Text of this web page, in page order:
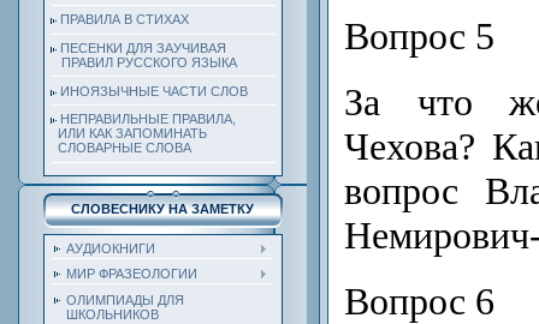
ПРАВИЛА В СТИХАХ
ПЕСЕНКИ ДЛЯ ЗАУЧИВАЯ
ПРАВИЛ РУССКОГО ЯЗЫКА
ИНОЯЗЫЧНЫЕ ЧАСТИ СЛОВ
НЕПРАВИЛЬНЫЕ ПРАВИЛА,
ИЛИ КАК ЗАПОМИНАТЬ
СЛОВАРНЫЕ СЛОВА
СЛОВЕСНИКУ НА ЗАМЕТКУ
АУДИОКНИГИ
МИР ФРАЗЕОЛОГИИ
ОЛИМПИАДЫ ДЛЯ
ШКОЛЬНИКОВ
Вопрос 5
За что
Чехова?
вопрос
Вопрос 6